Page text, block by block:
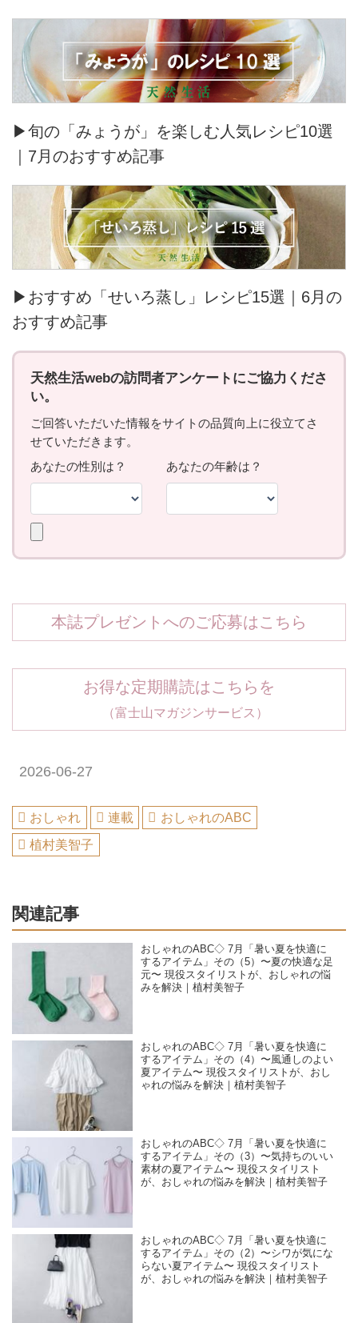
▶旬の「みょうが」を楽しむ人気レシピ10選
｜7月のおすすめ記事
▶おすすめ「せいろ蒸し」レシピ15選｜6月の
おすすめ記事
本誌プレゼントへのご応募はこちら
お得な定期購読はこちらを
（富士山マガジンサービス）
2026-06-27
おしゃれ 連載
おしゃれのABC
植村美智子
関連記事
おしゃれのABC◇ 7月「暑い夏を快適に
するアイテム」その（5）〜夏の快適な足
元〜 現役スタイリストが、おしゃれの悩
みを解決｜植村美智子
おしゃれのABC◇ 7月「暑い夏を快適に
するアイテム」その（4）〜風通しのよい
夏アイテム〜 現役スタイリストが、おし
ゃれの悩みを解決｜植村美智子
おしゃれのABC◇ 7月「暑い夏を快適に
するアイテム」その（3）〜気持ちのいい
素材の夏アイテム〜 現役スタイリスト
が、おしゃれの悩みを解決｜植村美智子
おしゃれのABC◇ 7月「暑い夏を快適に
するアイテム」その（2）〜シワが気にな
らない夏アイテム〜 現役スタイリスト
が、おしゃれの悩みを解決｜植村美智子